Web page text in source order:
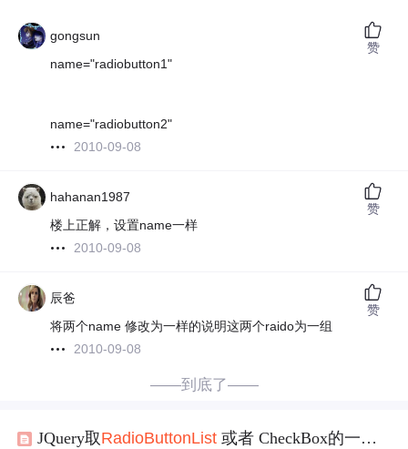
gongsun
name="radiobutton1"
name="radiobutton2"
2010-09-08
赞
hahanan1987
楼上正解，设置name一样
2010-09-08
赞
辰爸
将两个name 修改为一样的说明这两个raido为一组
2010-09-08
赞
——到底了——
JQuery取RadioButtonList 或者 CheckBox的一些